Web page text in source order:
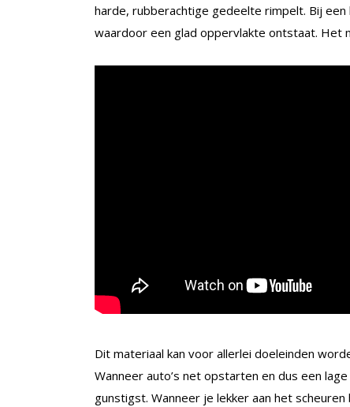
harde, rubberachtige gedeelte rimpelt. Bij
waardoor een glad oppervlakte ontstaat. Het
Dit materiaal kan voor allerlei doeleinden
Wanneer auto’s net opstarten en dus een
gunstigst. Wanneer je lekker aan het